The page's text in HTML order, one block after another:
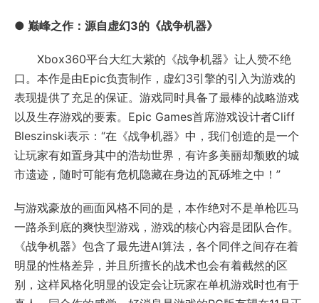
● 巅峰之作：源自虚幻3的《战争机器》
Xbox360平台大红大紫的《战争机器》让人赞不绝
口。本作是由Epic负责制作，虚幻3引擎的引入为游戏的
表现提供了充足的保证。游戏同时具备了最棒的战略游戏
以及生存游戏的要素。Epic Games首席游戏设计者Cliff
Bleszinski表示：“在《战争机器》中，我们创造的是一个
让玩家有如置身其中的浩劫世界，有许多美丽却颓败的城
市遗迹，随时可能有危机隐藏在身边的瓦砾堆之中！”
与游戏豪放的画面风格不同的是，本作绝对不是单枪匹马
一路杀到底的爽快型游戏，游戏的核心内容是团队合作。
《战争机器》包含了最先进AI算法，各个同伴之间存在着
明显的性格差异，并且所擅长的战术也会有着截然的区
别，这样风格化明显的设定会让玩家在单机游戏时也有于